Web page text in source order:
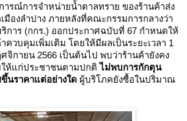
ารณ์การจำหน่ายน้ำตาลทราย ของร้านค้าส่ง
มืองลำปาง ภายหลังที่คณะกรรมการกลางว่า
การ (กกร.) ออกประกาศฉบับที่ 67 กำหนดให้
ควบคุมเพิ่มเติม โดยให้มีผลเป็นระยะเวลา 1
กายน 2566 เป็นต้นไป พบว่าร้านค้ายังคง
ให้แก่ประชาชนตามปกติ ไม่พบการกักตุน
นราคาแต่อย่างใด ผู้บริโภคยังซื้อในปริมาณ